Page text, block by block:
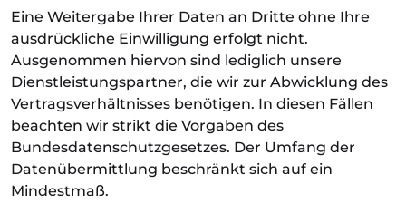
Eine Weitergabe Ihrer Daten an Dritte ohne Ihre
ausdrückliche Einwilligung erfolgt nicht.
Ausgenommen hiervon sind lediglich unsere
Dienstleistungspartner, die wir zur Abwicklung des
Vertragsverhältnisses benötigen. In diesen Fällen
beachten wir strikt die Vorgaben des
Bundesdatenschutzgesetzes. Der Umfang der
Datenübermittlung beschränkt sich auf ein
Mindestmaß.